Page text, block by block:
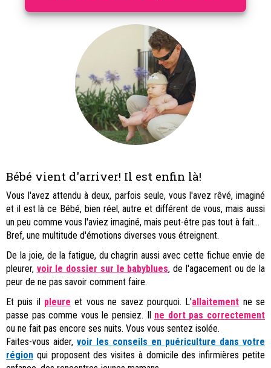
Bébé vient d'arriver! Il est enfin là!
Vous l'avez attendu à deux, parfois seule, vous l'avez rêvé, imaginé
et il est là ce Bébé, bien réel, autre et différent de vous, mais aussi
un peu comme vous l'aviez imaginé, mais peut-être pas tout à fait...
Bref, une multitude d'émotions diverses vous étreignent.
De la joie, de la fatigue, du chagrin aussi avec cette fichue envie de
pleurer, voir le dossier sur le babyblues, de l'agacement ou de la
peur de ne pas savoir comment faire.
Et puis il pleure et vous ne savez pourquoi. L'allaitement ne se
passe pas comme vous le pensiez. Il ne dort pas correctement
ou ne fait pas encore ses nuits. Vous vous sentez isolée.
Faites-vous aider, voir les conseils en puériculture dans votre
région qui proposent des visites à domicile des infirmières petite